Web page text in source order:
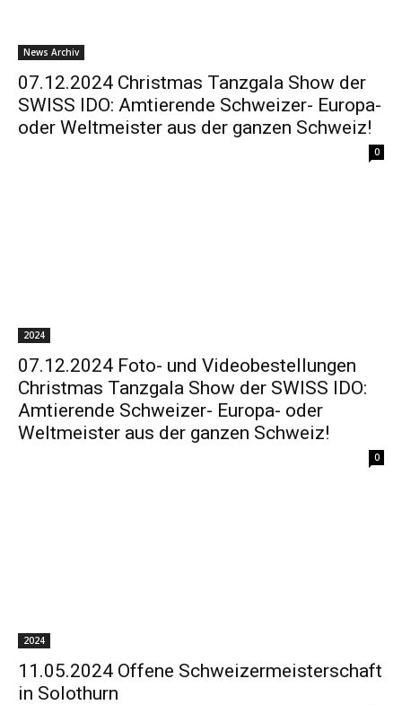
News Archiv
07.12.2024 Christmas Tanzgala Show der
SWISS IDO: Amtierende Schweizer- Europa-
oder Weltmeister aus der ganzen Schweiz!
0
2024
07.12.2024 Foto- und Videobestellungen
Christmas Tanzgala Show der SWISS IDO:
Amtierende Schweizer- Europa- oder
Weltmeister aus der ganzen Schweiz!
0
2024
11.05.2024 Offene Schweizermeisterschaft
in Solothurn